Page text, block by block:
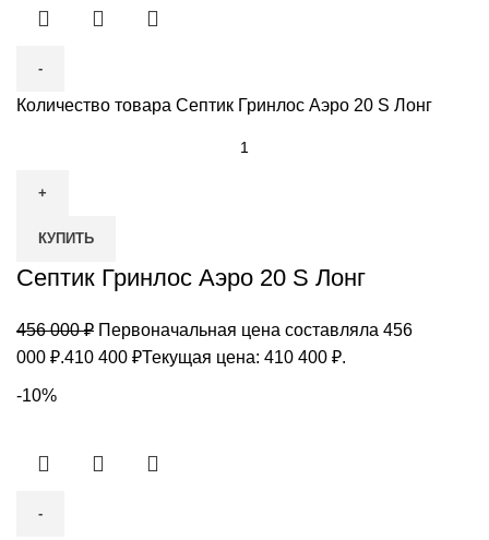
Количество товара Септик Гринлос Аэро 20 S Лонг
КУПИТЬ
Септик Гринлос Аэро 20 S Лонг
456 000₽ Первоначальная цена составляла 456
000 ₽.410 400 ₽Текущая цена: 410 400 ₽.
-10%